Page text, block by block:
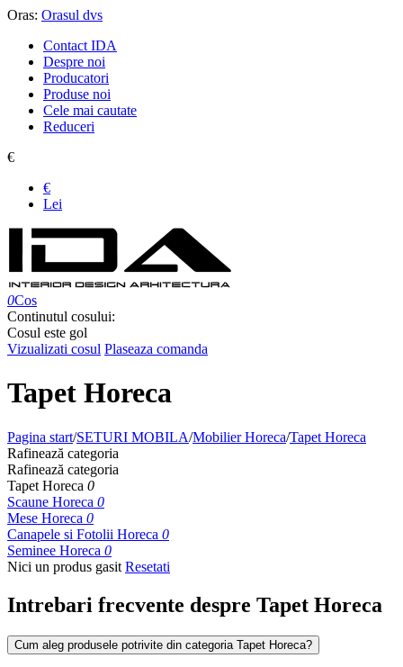
Oras: Orasul dvs
Contact IDA
Despre noi
Producatori
Produse noi
Cele mai cautate
Reduceri
€
€
Lei
0Cos
Continutul cosului:
Cosul este gol
Vizualizati cosul Plaseaza comanda
Tapet Horeca
Pagina start/SETURI MOBILA/Mobilier Horeca/Tapet Horeca
Rafinează categoria
Rafinează categoria
Tapet Horeca 0
Scaune Horeca 0
Mese Horeca 0
Canapele si Fotolii Horeca 0
Seminee Horeca 0
Nici un produs gasit Resetati
Intrebari frecvente despre Tapet Horeca
Cum aleg produsele potrivite din categoria Tapet Horeca?